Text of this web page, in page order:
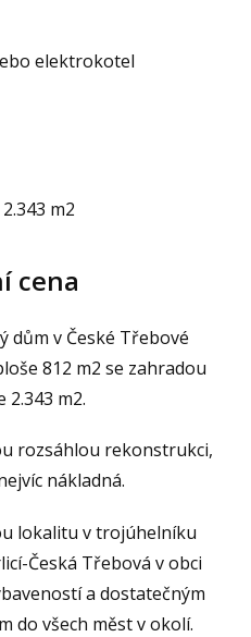
elektrokotel
m2
cena
dům v České Třebové
812 m2 se zahradou
2.343 m2.
rozsáhlou rekonstrukci,
nákladná.
lokalitu v trojúhelníku
Česká Třebová v obci
a dostatečným
do všech měst v okolí.